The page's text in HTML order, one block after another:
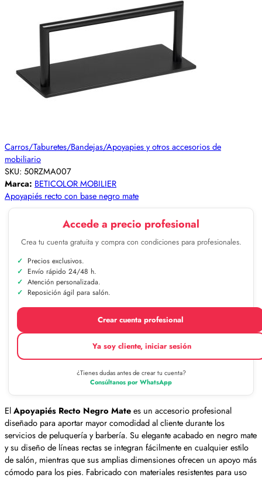
Carros/Taburetes/Bandejas/Apoyapies y otros accesorios de
mobiliario
SKU: 50RZMA007
Marca: BETICOLOR MOBILIER
Apoyapiés recto con base negro mate
Accede a precio profesional
Crea tu cuenta gratuita y compra con condiciones para profesionales.
Precios exclusivos.
Envío rápido 24/48 h.
Atención personalizada.
Reposición ágil para salón.
Crear cuenta profesional
Ya soy cliente, iniciar sesión
¿Tienes dudas antes de crear tu cuenta?
Consúltanos por WhatsApp
ElApoyapiés Recto Negro Matees un accesorio profesional
diseñado para aportar mayor comodidad al cliente durante los
servicios de peluquería y barbería. Su elegante acabado en negro mate
y su diseño de líneas rectas se integran fácilmente en cualquier estilo
de salón, mientras que sus amplias dimensiones ofrecen un apoyo más
cómodo para los pies. Fabricado con materiales resistentes para uso